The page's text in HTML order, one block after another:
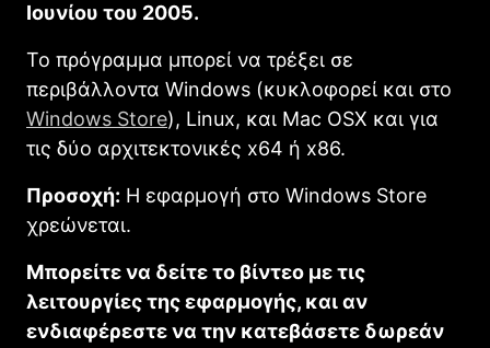
Ιουνίου του 2005.
Το πρόγραμμα μπορεί να τρέξει σε
περιβάλλοντα Windows (κυκλοφορεί και στο
Windows Store), Linux, και Mac OSX και για
τις δύο αρχιτεκτονικές x64 ή x86.
Προσοχή: Η εφαρμογή στο Windows Store
χρεώνεται.
Μπορείτε να δείτε το βίντεο με τις
λειτουργίες της εφαρμογής, και αν
ενδιαφέρεστε να την κατεβάσετε δωρεάν